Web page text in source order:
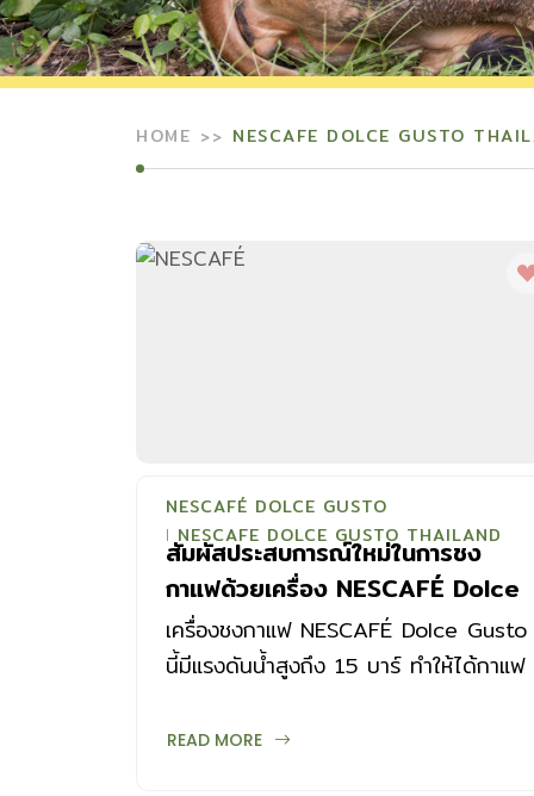
HOME NESCAFE DOLCE GUSTO
NESCAFÉ DOLCE GUSTO
NESCAFE DOLCE GUSTO THAILAND
สัมผัสประสบการณ์ใหม่ในการชง
กาแฟด้วยเครื่อง NESCAFÉ Dolce
Gusto ในงานปาร์ตี้สุดสนุก
เครื่องชงกาแฟ NESCAFÉ Dolce Gusto
นี้มีแรงดันน้ำสูงถึง 15 บาร์ ทำให้ได้กาแฟ
ด้วยตัวเองง่ายๆ ที่บ้านใน 1 นาที
READ MORE